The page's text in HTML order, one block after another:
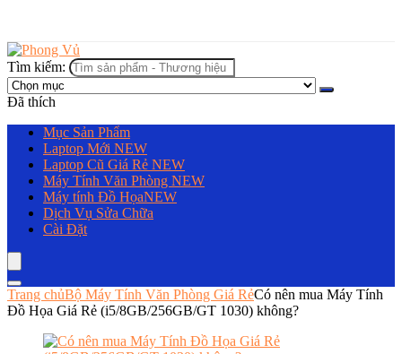
Tìm kiếm:
Đã thích
Mục Sản Phẩm
Laptop Mới NEW
Laptop Cũ Giá Rẻ NEW
Máy Tính Văn Phòng NEW
Máy tính Đồ HọaNEW
Dịch Vụ Sửa Chữa
Cài Đặt
Trang chủBộ Máy Tính Văn Phòng Giá RẻCó nên mua Máy Tính
Đồ Họa Giá Rẻ (i5/8GB/256GB/GT 1030) không?